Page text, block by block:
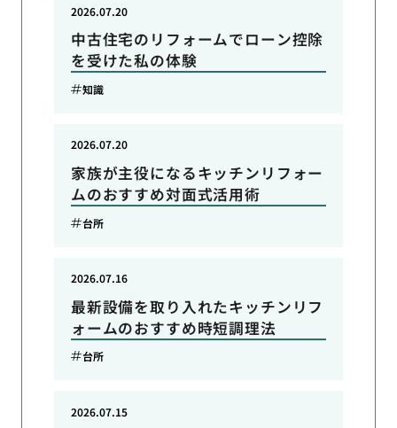
中古住宅のリフォームでローン控除
を受けた私の体験
2026.07.20
知識
家族が主役になるキッチンリフォー
ムのおすすめ対面式活用術
2026.07.20
台所
最新設備を取り入れたキッチンリフ
ォームのおすすめ時短調理法
2026.07.16
台所
2026.07.15